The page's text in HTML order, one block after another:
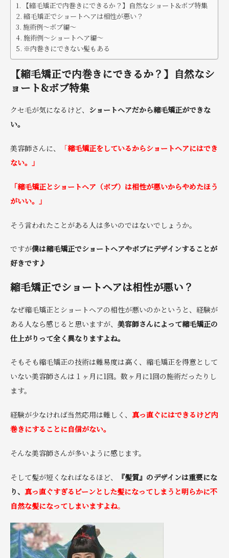
【縮毛矯正で内巻きにできるか？】自然なショート&ボブ特集
縮毛矯正でショートヘアは相性が悪い？
施術例〜ボブ編〜
施術例〜ショートヘア編〜
※内巻きにできない髪もある
【縮毛矯正で内巻きにできるか？】自然なシ
ョート&ボブ特集
クセ毛が気になるけど、 ショートヘアだから縮毛矯正ができな
い。
美容師さんに、 「縮毛矯正をしているからショートヘアにはでき
ない。」
「縮毛矯正とショートヘア（ボブ）は相性が悪いからやめたほう
がいい。」
そう言われたことがある人は多いのではないでしょうか。
ですが僕は縮毛矯正でショートヘアやボブにデザインすることが
好きです♪
縮毛矯正でショートヘアは相性が悪い？
なぜ縮毛矯正とショートヘアの相性が悪いのかというと、経験が
ある人なら感じると思いますが、 美容師さんによって縮毛矯正の
仕上がりって全く異なりますよね。
そもそも縮毛矯正の技術は難易度は高く、縮毛矯正を得意として
いない美容師さんは１ヶ月に1回。数ヶ月に1回の施術だったりし
ます。
経験が少なければ当然応用は難しく、 真っ直ぐにはできるけど内
巻きにすることに自信がない。
そんな美容師さんが多いように感じます。
そして髪が短くなればなるほど、
『髪質』のデザインは重要にな
り、 真っ直ぐすぎるピーンとした髪になってしまうと明らかに不
自然な髪になってしまいますよね。